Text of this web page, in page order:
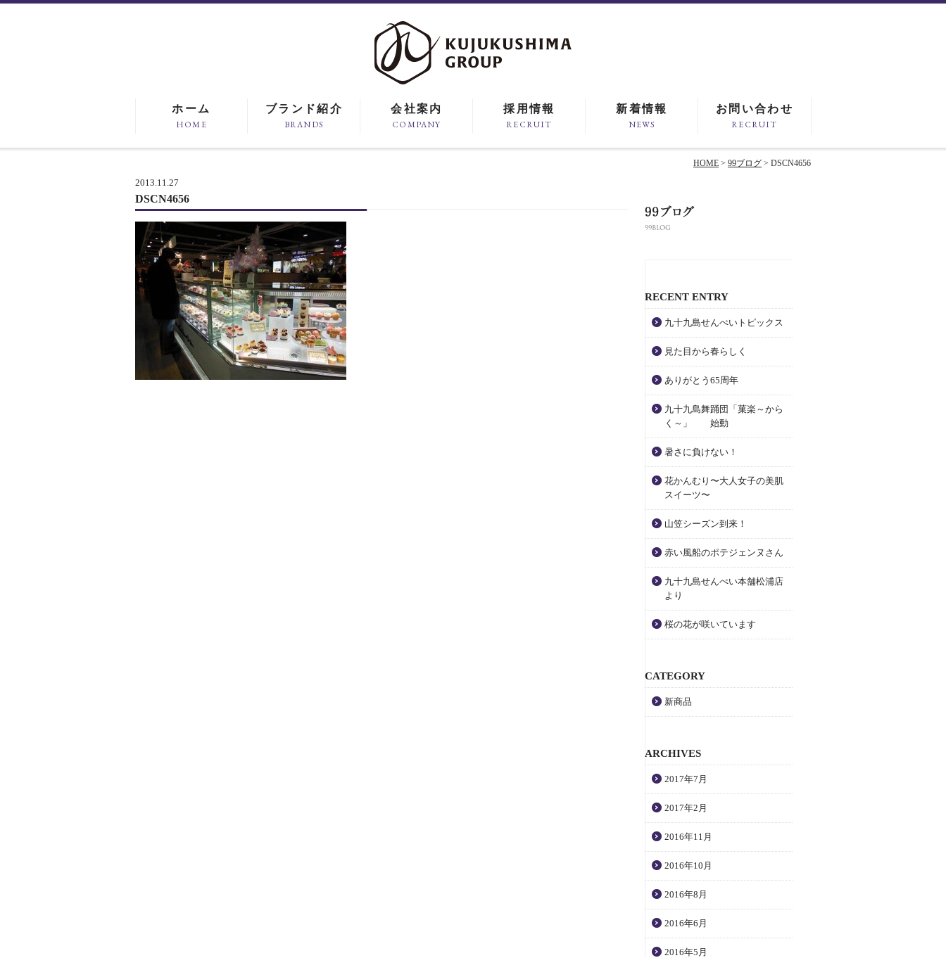
ホーム
HOME
ブランド紹介
BRANDS
会社案内
COMPANY
採用情報
RECRUIT
新着情報
NEWS
お問い合わせ
RECRUIT
HOME > 99ブログ > DSCN4656
2013.11.27
DSCN4656
RECENT ENTRY
九十九島せんぺいトピックス
見た目から春らしく
ありがとう65周年
九十九島舞踊団「菓楽～から
く～」 始動
暑さに負けない！
花かんむり〜大人女子の美肌
スイーツ〜
山笠シーズン到来！
赤い風船のポテジェンヌさん
九十九島せんぺい本舗松浦店
より
桜の花が咲いています
CATEGORY
新商品
ARCHIVES
2017年7月
2017年2月
2016年11月
2016年10月
2016年8月
2016年6月
2016年5月